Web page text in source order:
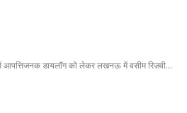
आपत्तिजनक डायलॉग को लेकर लखनऊ में वसीम रिज़वी...